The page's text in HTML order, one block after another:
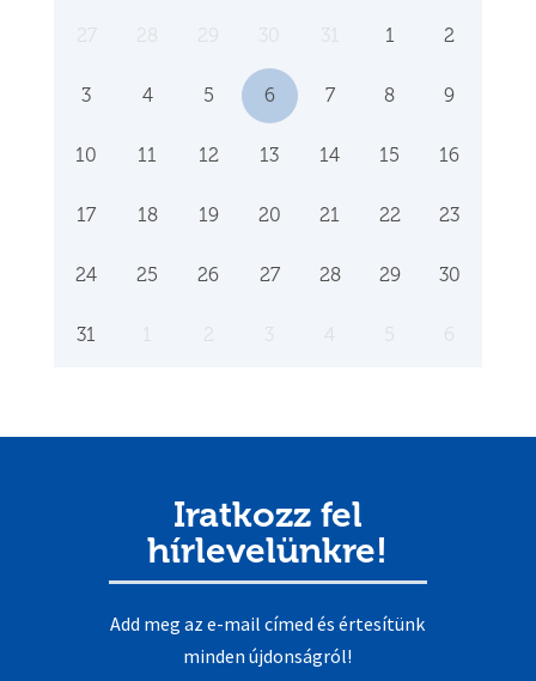
1 2
3 4 5 6 7 8 9
10 11 12 13 14 15 16
17 18 19 20 21 22 23
24 25 26 27 28 29 30
31
Iratkozz fel
hírlevelünkre!
Add meg az e-mail címed és értesítünk
minden újdonságról!